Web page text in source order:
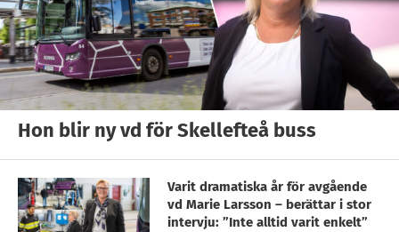
Hon blir ny vd för Skellefteå buss
Varit dramatiska år för avgående
vd Marie Larsson – berättar i stor
intervju: ”Inte alltid varit enkelt”